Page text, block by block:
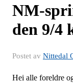
NM-
den 9/4
Postet av Nittedal
Hei alle foreldre